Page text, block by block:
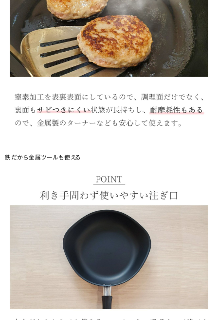
鉄だから金属ツールも使える